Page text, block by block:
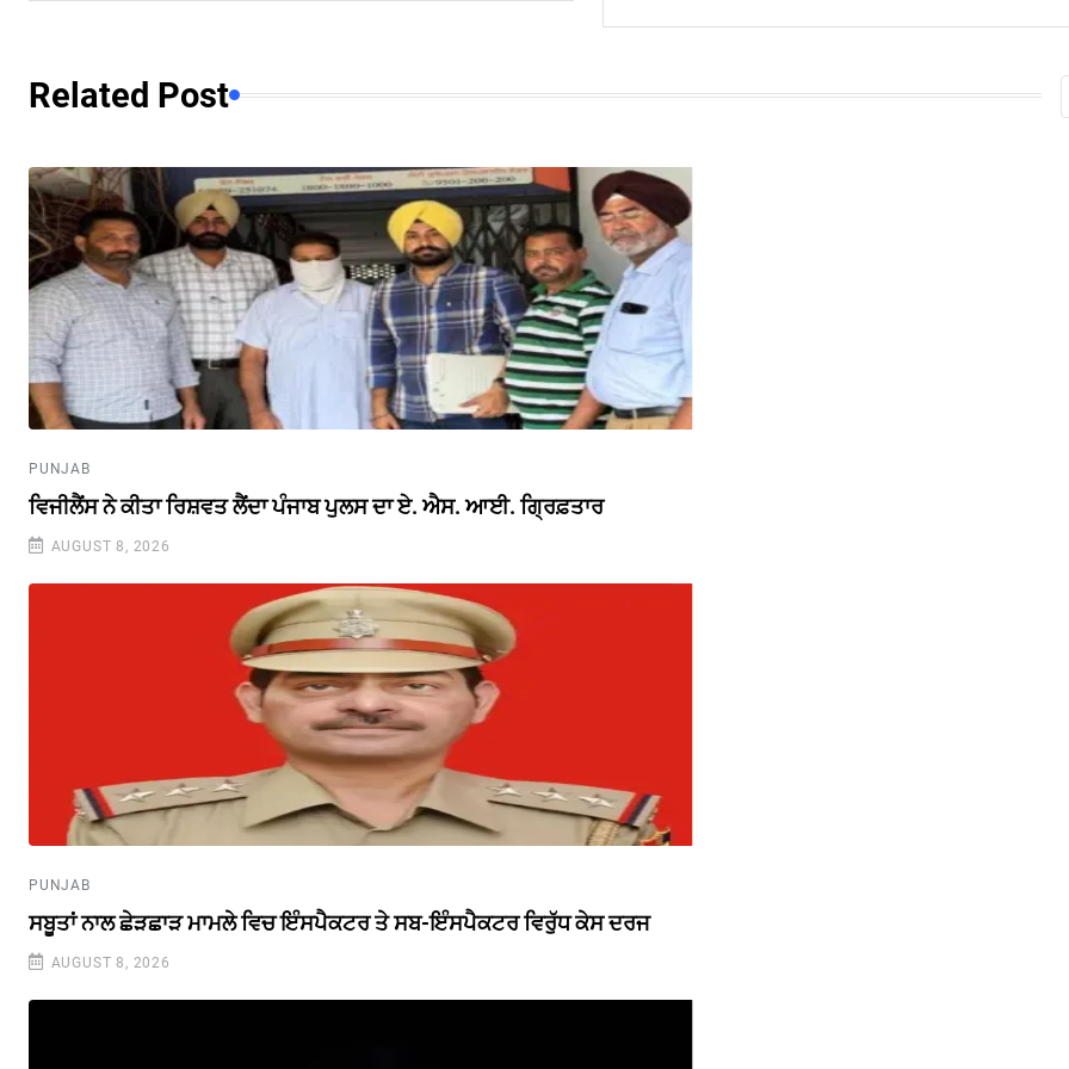
Related Post
PUNJAB
ਵਿਜੀਲੈਂਸ ਨੇ ਕੀਤਾ ਰਿਸ਼ਵਤ ਲੈਂਦਾ ਪੰਜਾਬ ਪੁਲਸ ਦਾ ਏ. ਐਸ. ਆਈ. ਗ੍ਰਿਫ਼ਤਾਰ
AUGUST 8, 2026
PUNJAB
ਸਬੂਤਾਂ ਨਾਲ ਛੇੜਛਾੜ ਮਾਮਲੇ ਵਿਚ ਇੰਸਪੈਕਟਰ ਤੇ ਸਬ-ਇੰਸਪੈਕਟਰ ਵਿਰੁੱਧ ਕੇਸ ਦਰਜ
AUGUST 8, 2026